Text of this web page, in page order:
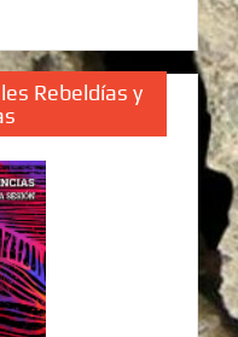
Rebeldías y